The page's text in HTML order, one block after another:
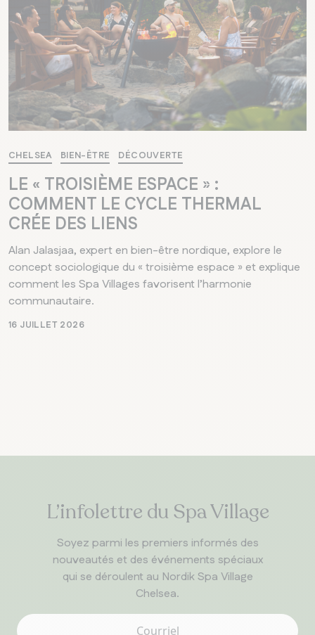
CHELSEA BIEN-ÊTRE DÉCOUVERTE
LE « TROISIÈME ESPACE » :
COMMENT LE CYCLE THERMAL
CRÉE DES LIENS
Alan Jalasjaa, expert en bien-être nordique, explore le
concept sociologique du « troisième espace » et explique
comment les Spa Villages favorisent l’harmonie
communautaire.
16 JUILLET 2026
L’infolettre du Spa Village
Soyez parmi les premiers informés des
nouveautés et des événements spéciaux
qui se déroulent au Nordik Spa Village
Chelsea.